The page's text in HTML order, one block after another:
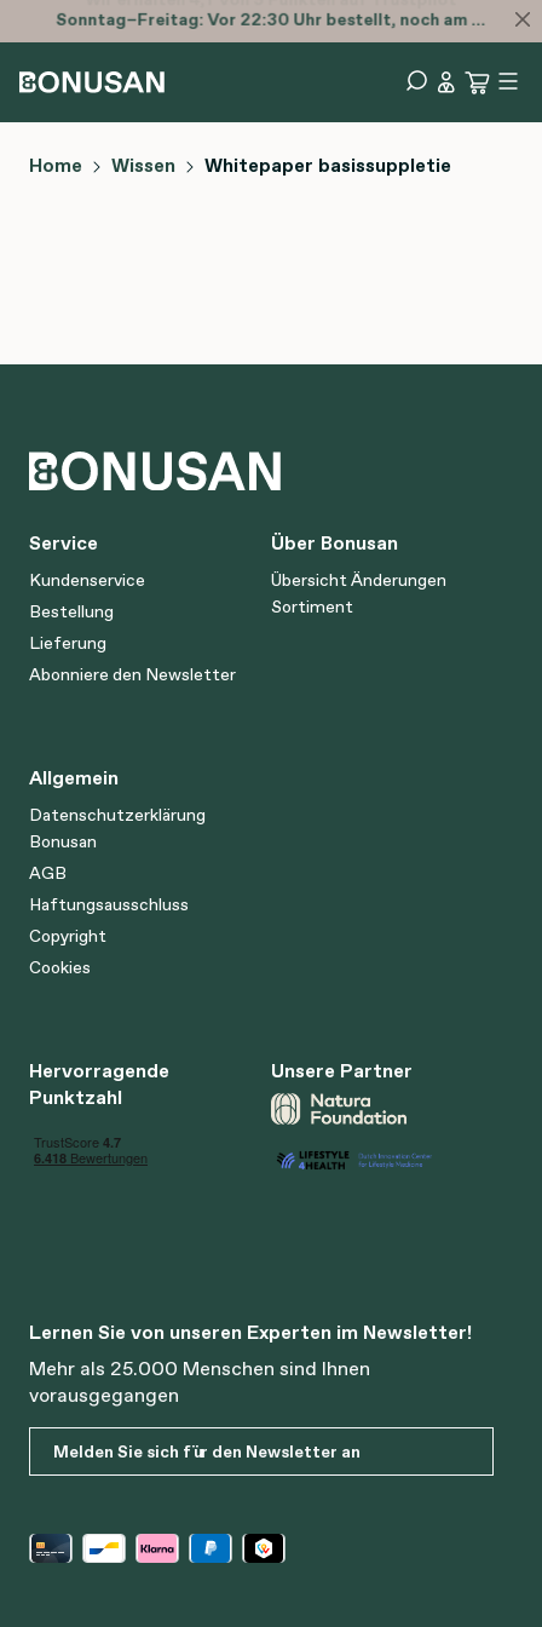
Sonntag–Freitag: Vor 22:30 Uhr bestellt, noch am selben Tag versendet.
Home Wissen Whitepaper basissuppletie
Service
Kundenservice
Bestellung
Lieferung
Abonniere den Newsletter
Über Bonusan
Übersicht Änderungen
Sortiment
Allgemein
Datenschutzerklärung
Bonusan
AGB
Haftungsausschluss
Copyright
Cookies
Hervorragende
Punktzahl
Unsere Partner
Lernen Sie von unseren Experten im Newsletter!
Mehr als 25.000 Menschen sind Ihnen
vorausgegangen
Melden Sie sich für den Newsletter an